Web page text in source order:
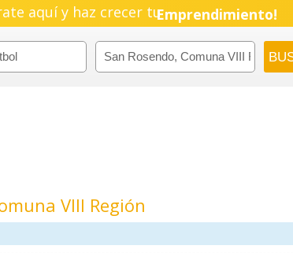
aquí y haz crecer tuPyme!
Emprendimiento!
VIII Región